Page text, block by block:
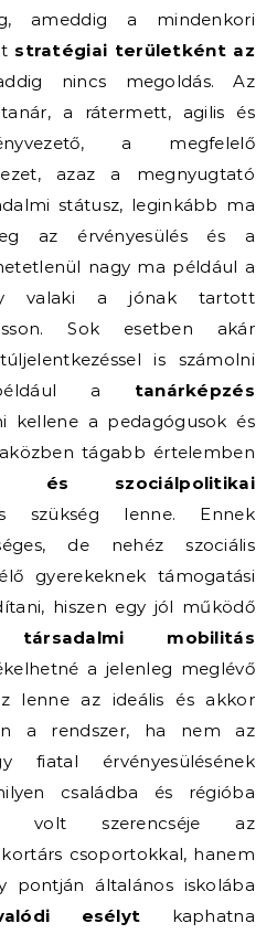
ameddig a mindenkori
stratégiai területként az
nincs megoldás. Az
a rátermett, agilis és
a megfelelő
azaz a megnyugtató
státusz, leginkább ma
az érvényesülés és a
nagy ma például a
valaki a jónak tartott
Sok esetben akár
is számolni
a tanárképzés
kellene a pedagógusok és
tágabb értelemben
és szociálpolitikai
szükség lenne. Ennek
de nehéz szociális
gyerekeknek támogatási
hiszen egy jól működő
társadalmi mobilitás
a jelenleg meglévő
lenne az ideális és akkor
a rendszer, ha nem az
fiatal érvényesülésének
családba és régióba
volt szerencséje az
kortárs csoportokkal, hanem
pontján általános iskolába
esélyt kaphatna